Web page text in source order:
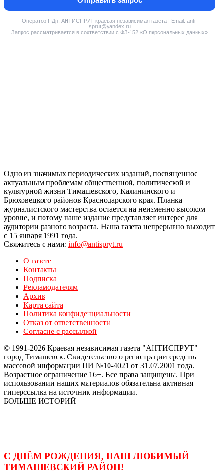
Оператор ПДн: АНТИСПРУТ краевая независимая газета | Email: anti-
sprut@yandex.ru
Запрос рассматривается в соответствии с ФЗ-152 «О персональных данных»
Одно из значимых периодических изданий, посвященное
актуальным проблемам общественной, политической и
культурной жизни Тимашевского, Калининского и
Брюховецкого районов Краснодарского края. Планка
журналистского мастерства остается на неизменно высоком
уровне, и потому наше издание представляет интерес для
аудитории разного возраста. Наша газета непрерывно выходит
с 15 января 1991 года.
Свяжитесь с нами: info@antispryt.ru
О газете
Контакты
Подписка
Рекламодателям
Архив
Карта сайта
Политика конфиденциальности
Отказ от ответственности
Согласие с рассылкой
© 1991-2026 Краевая независимая газета "АНТИСПРУТ"
город Тимашевск. Свидетельство о регистрации средства
массовой информации ПИ №10-4021 от 31.07.2001 года.
Возрастное ограничение 16+. Все права защищены. При
использовании наших материалов обязательна активная
гиперссылка на источник информации.
БОЛЬШЕ ИСТОРИЙ
С ДНЁМ РОЖДЕНИЯ, НАШ ЛЮБИМЫЙ
ТИМАШЕВСКИЙ РАЙОН!